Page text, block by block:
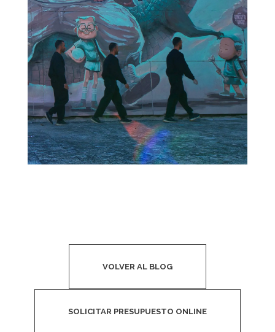
VOLVER AL BLOG
SOLICITAR PRESUPUESTO ONLINE